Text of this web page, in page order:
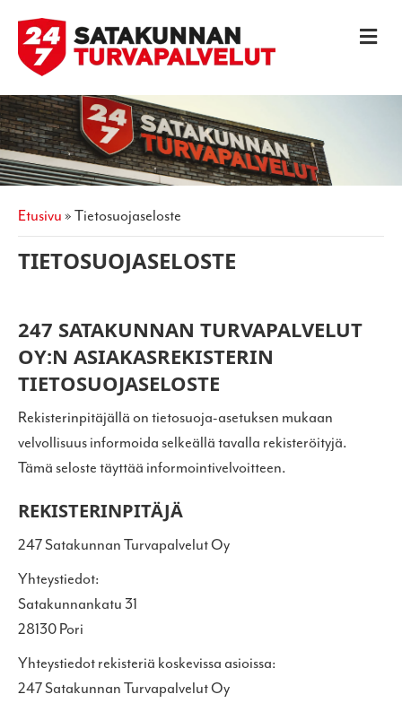
V
A
K
etusivu» tietosuojaseloste
TIETOSUOJASELOSTE
247 SATAKUNNAN TURVAPALVELUT
OY:N ASIAKASREKISTERIN
TIETOSUOJASELOSTE
Rekisterinpitäjällä on tietosuoja-asetuksen mukaan
velvollisuus informoida selkeällä tavalla rekisteröityjä.
Tämä seloste täyttää informointivelvoitteen.
REKISTERINPITÄJÄ
247 Satakunnan Turvapalvelut Oy
Yhteystiedot:
Satakunnankatu 31
28130 Pori
Yhteystiedot rekisteriä koskevissa asioissa:
247 Satakunnan Turvapalvelut Oy